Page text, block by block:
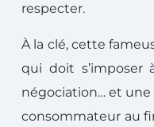
respecter.
Àla clé, cette
qui doit s’imposer
négociation… et
consommateur au